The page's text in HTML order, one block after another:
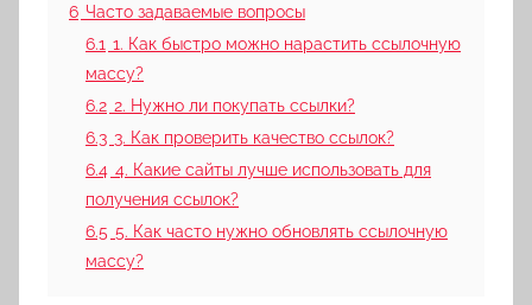
6 Часто задаваемые вопросы
6.1 1. Как быстро можно нарастить ссылочную
массу?
6.2 2. Нужно ли покупать ссылки?
6.3 3. Как проверить качество ссылок?
6.4 4. Какие сайты лучше использовать для
получения ссылок?
6.5 5. Как часто нужно обновлять ссылочную
массу?